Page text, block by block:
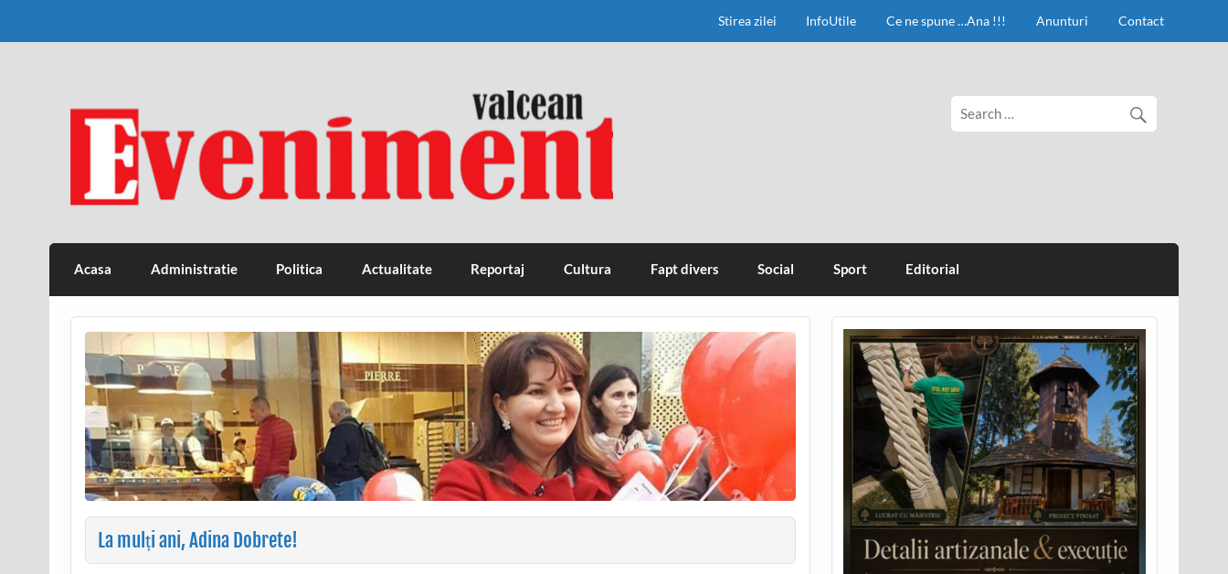
Stirea zilei InfoUtile Ce ne spune …Ana !!! Anunturi Contact
Eveniment Valcean
Acasa Administratie Politica Actualitate Reportaj Cultura Fapt divers Social Sport Editorial
La mulți ani, Adina Dobrete!